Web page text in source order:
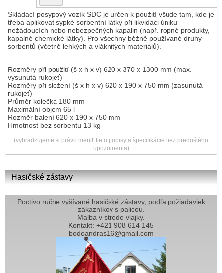
Hasičské zástavy
Poctivo ručne vyšívané hasičské zástavy, podľa požiadaviek
zákazníkov s palicou.
Malba v strede vlajky.
Kontakt: +421 908 614 145
bodoandras16@gmail.com
Skládací posypový vozík SDC je určen k použití všude tam, kde je
třeba aplikovat sypké sorbentní látky při likvidaci úniku
nežádoucích nebo nebezpečných kapalin (např. ropné produkty,
kapalné chemické látky). Pro všechny běžně používané druhy
sorbentů (včetně lehkých a vláknitých materiálů).
Rozměry při použití (š x h x v) 620 x 370 x 1300 mm (max.
vysunutá rukojeť)
Rozměry při složení (š x h x v) 620 x 190 x 750 mm (zasunutá
rukojeť)
Průměr kolečka 180 mm
Maximální objem 65 l
Rozměr balení 620 x 190 x 750 mm
Hmotnost bez sorbentu 13 kg
(vyhradzujeme si právo meniť tieto popisy a špecifikácie bez predošlého
upozornenia)